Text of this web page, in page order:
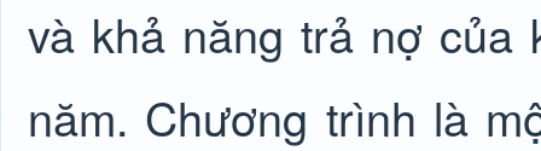
và khả năng trả nợ của
năm. Chương trình là